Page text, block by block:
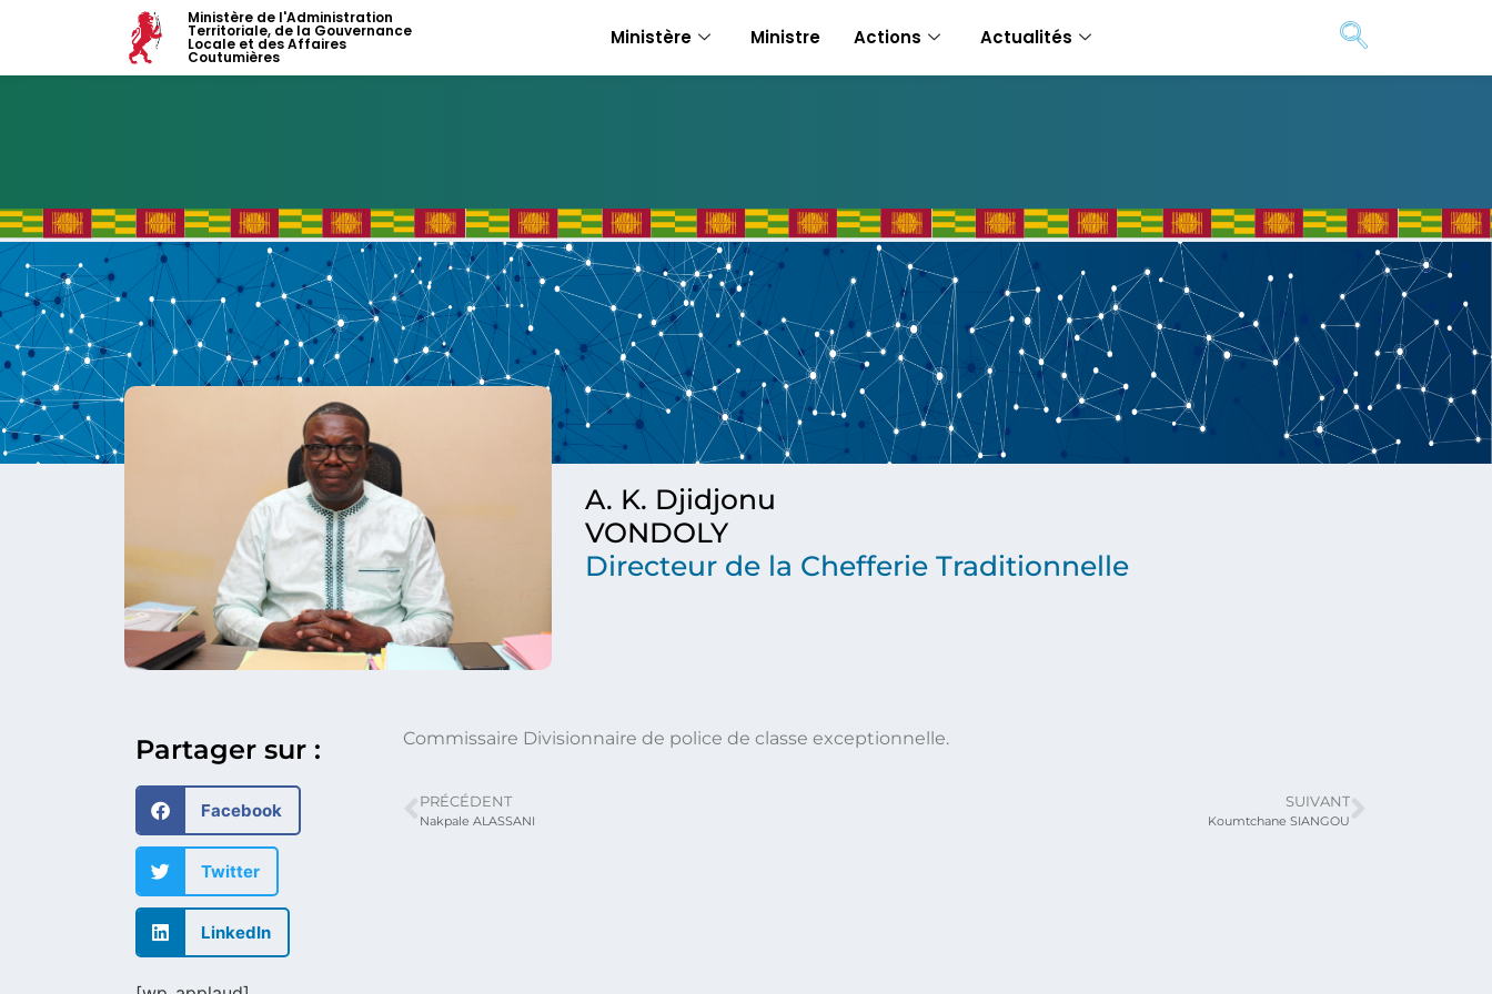
Ministère de l'Administration
Territoriale, de la Gouvernance
Locale et des Affaires
Coutumières
Ministère Ministre Actions Actualités
A. K. Djidjonu
VONDOLY
Directeur de la Chefferie Traditionnelle
Partager sur :
Facebook
Twitter
LinkedIn
Commissaire Divisionnaire de police de classe exceptionnelle.
PRÉCÉDENT
Nakpale ALASSANI
SUIVANT
Koumtchane SIANGOU